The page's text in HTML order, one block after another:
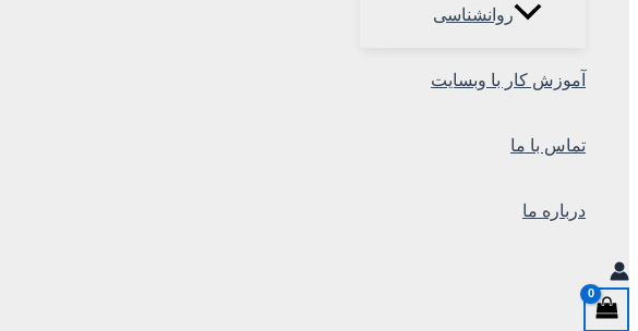
روانشناسی
آموزش کار با وبسایت
تماس با ما
درباره ما